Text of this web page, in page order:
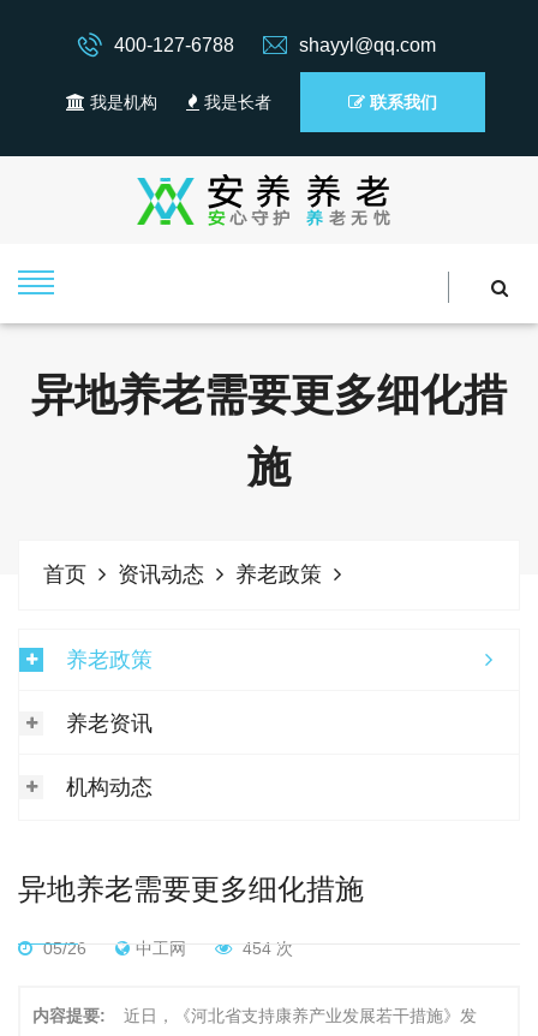
400-127-6788 shayyl@qq.com
我是机构 我是长者 联系我们
异地养老需要更多细化措
施
首页 资讯动态 养老政策
养老政策
养老资讯
机构动态
异地养老需要更多细化措施
05/26 中工网 454 次
内容提要:
近日，《河北省支持康养产业发展若干措施》发